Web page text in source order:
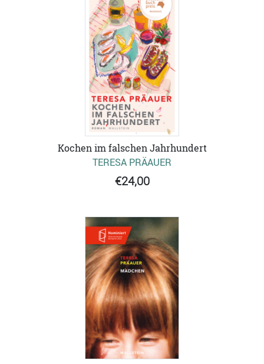
Kochen im falschen Jahrhundert
TERESA PRÄAUER
€24,00